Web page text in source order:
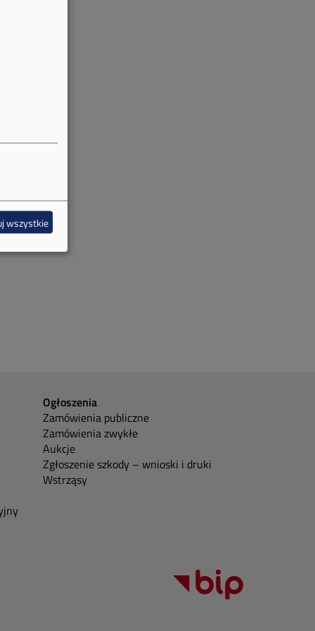
Ogłoszenia
Zamówienia publiczne
Zamówienia zwykłe
Aukcje
Zgłoszenie szkody – wnioski i druki
Wstrząsy
wszystkie